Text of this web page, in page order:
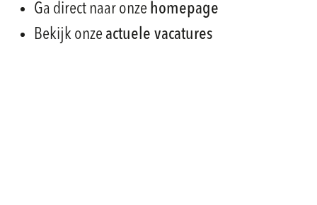
Ga direct naar onze homepage
Bekijk onze actuele vacatures